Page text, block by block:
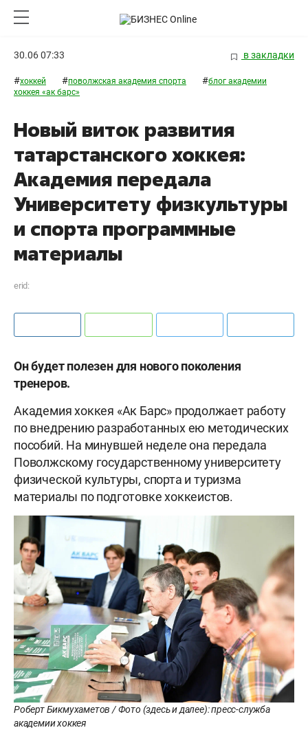
30.06 07:33 в закладки
#хоккей #поволжская академия спорта #блог академии
хоккея «ак барс»
Новый виток развития
татарстанского хоккея:
Академия передала
Университету физкультуры
и спорта программные
материалы
erid:
Он будет полезен для нового поколения
тренеров.
Академия хоккея «Ак Барс» продолжает работу
по внедрению разработанных ею методических
пособий. На минувшей неделе она передала
Поволжскому государственному университету
физической культуры, спорта и туризма
материалы по подготовке хоккеистов.
Роберт Бикмухаметов / Фото (здесь и далее): пресс-служба
академии хоккея